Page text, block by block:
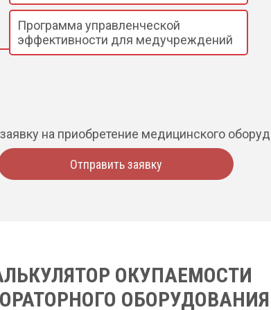
Программа управленческой
эффективности для медучреждений
на приобретение медицинского
Отправить заявку
ОКУПАЕМОСТИ
ОБОРУДОВАНИЯ